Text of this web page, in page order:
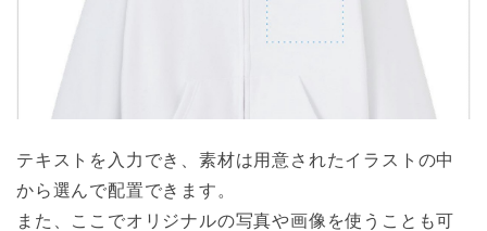
テキストを入力でき、素材は用意されたイラストの中
から選んで配置できます。
また、ここでオリジナルの写真や画像を使うことも可